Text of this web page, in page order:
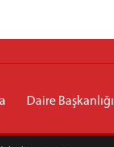
Daire Başkanlığı